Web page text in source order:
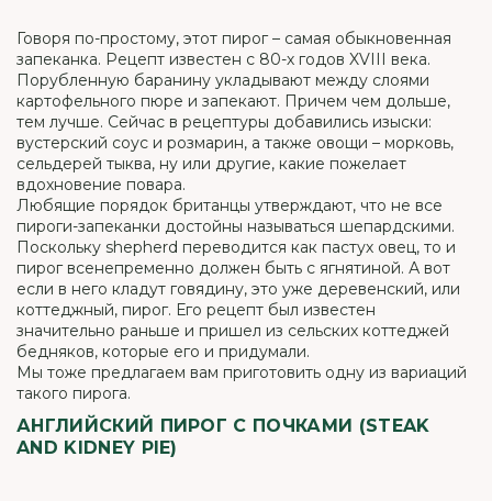
Говоря по-простому, этот пирог – самая обыкновенная
запеканка. Рецепт известен с 80-х годов XVIII века.
Порубленную баранину укладывают между слоями
картофельного пюре и запекают. Причем чем дольше,
тем лучше. Сейчас в рецептуры добавились изыски:
вустерский соус и розмарин, а также овощи – морковь,
сельдерей тыква, ну или другие, какие пожелает
вдохновение повара.
Любящие порядок британцы утверждают, что не все
пироги-запеканки достойны называться шепардскими.
Поскольку shepherd переводится как пастух овец, то и
пирог всенепременно должен быть с ягнятиной. А вот
если в него кладут говядину, это уже деревенский, или
коттеджный, пирог. Его рецепт был известен
значительно раньше и пришел из сельских коттеджей
бедняков, которые его и придумали.
Мы тоже предлагаем вам приготовить одну из вариаций
такого пирога.
АНГЛИЙСКИЙ ПИРОГ С ПОЧКАМИ (STEAK
AND KIDNEY PIE)